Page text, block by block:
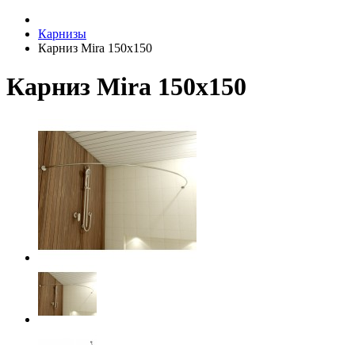
Карнизы
Карниз Mira 150х150
Карниз Mira 150х150